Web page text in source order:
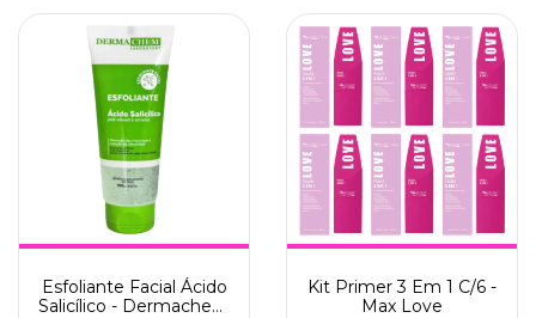
Esfoliante Facial Ácido
Salicílico - Dermachem
Kit Primer 3 Em 1 C/6 -
Max Love